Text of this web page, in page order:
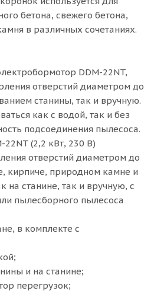
бетона, свежего бетона,
в различных сочетаниях.
DDM-22NT,
отверстий диаметром до
станины, так и вручную.
как с водой, так и без
подсоединения пылесоса.
(2,2 кВт, 230 В)
отверстий диаметром до
кирпиче, природном камне и
на станине, так и вручную, с
пылесборного пылесоса
в комплекте с
и на станине;
перегрузок;